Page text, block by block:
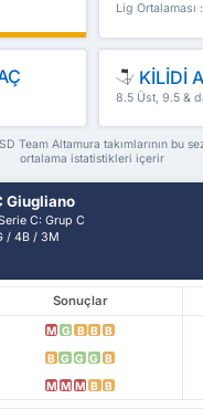
Lig Ortalaması
KİLİDİ
8.5 Üst, 9.5 &
Team Altamura takımlarının bu
ortalama istatistikleri içerir
Giugliano
C: Grup C
/ 4B / 3M
Sonuçlar
M G B B B
B G G G B
M M M B B